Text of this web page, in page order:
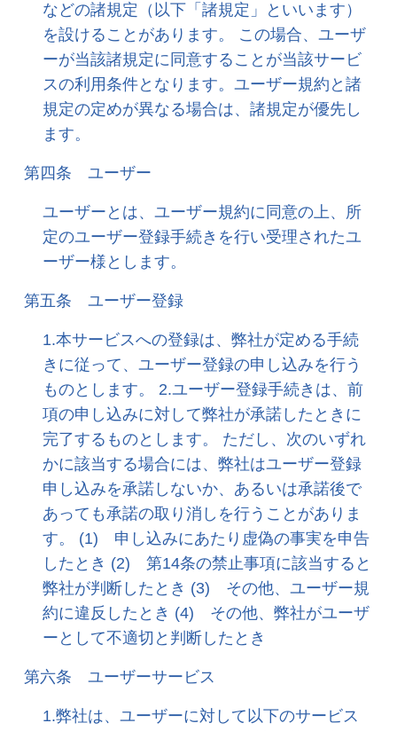
などの諸規定（以下「諸規定」といいます）
を設けることがあります。 この場合、ユーザ
ーが当該諸規定に同意することが当該サービ
スの利用条件となります。ユーザー規約と諸
規定の定めが異なる場合は、諸規定が優先し
ます。
第四条 ユーザー
ユーザーとは、ユーザー規約に同意の上、所
定のユーザー登録手続きを行い受理されたユ
ーザー様とします。
第五条 ユーザー登録
1.本サービスへの登録は、弊社が定める手続
きに従って、ユーザー登録の申し込みを行う
ものとします。 2.ユーザー登録手続きは、前
項の申し込みに対して弊社が承諾したときに
完了するものとします。 ただし、次のいずれ
かに該当する場合には、弊社はユーザー登録
申し込みを承諾しないか、あるいは承諾後で
あっても承諾の取り消しを行うことがありま
す。 (1) 申し込みにあたり虚偽の事実を申告
したとき (2) 第14条の禁止事項に該当すると
弊社が判断したとき (3) その他、ユーザー規
約に違反したとき (4) その他、弊社がユーザ
ーとして不適切と判断したとき
第六条 ユーザーサービス
1.弊社は、ユーザーに対して以下のサービス